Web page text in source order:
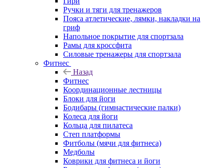
Ручки и тяги для тренажеров
Пояса атлетические, лямки, накладки на
гриф
Напольное покрытие для спортзала
Рамы для кроссфита
Силовые тренажеры для спортзала
Фитнес
Назад
Фитнес
Координационные лестницы
Блоки для йоги
Бодибары (гимнастические палки)
Колеса для йоги
Кольца для пилатеса
Степ платформы
Фитболы (мячи для фитнеса)
Медболы
Коврики для фитнеса и йоги